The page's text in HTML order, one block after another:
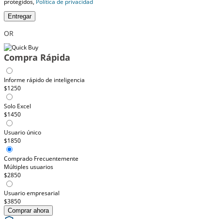
Entregar
OR
Compra Rápida
Informe rápido de inteligencia
$1250
Solo Excel
$1450
Usuario único
$1850
Comprado Frecuentemente
Múltiples usuarios
$2850
Usuario empresarial
$3850
Comprar ahora